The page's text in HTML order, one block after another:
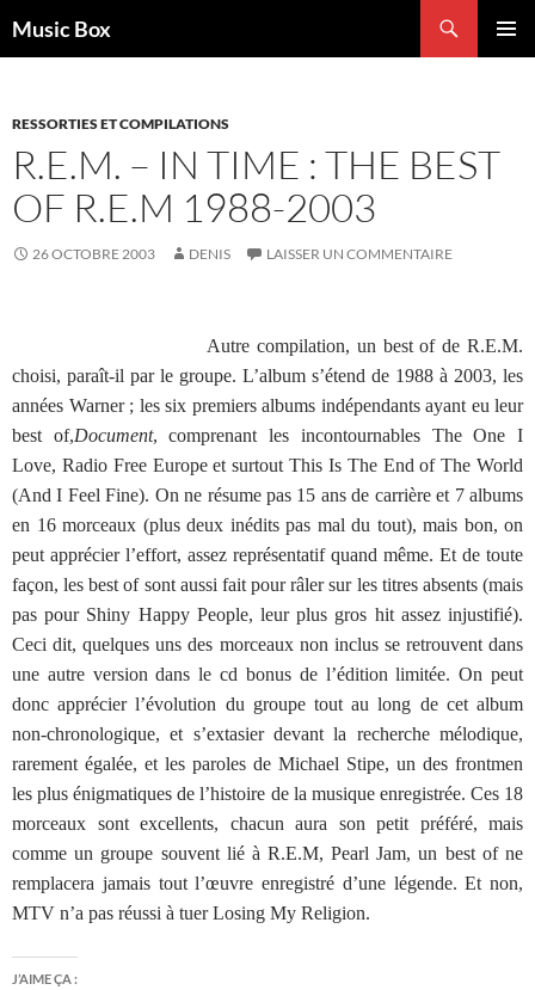
auMusic Box
RESSORTIES ET COMPILATIONS
R.E.M. – IN TIME : THE BEST
OF R.E.M 1988-2003
26 OCTOBRE 2003 DENIS LAISSER UN COMMENTAIRE
Autre compilation, un best of de R.E.M.
choisi, paraît-il par le groupe. L’album s’étend de 1988 à 2003, les
années Warner ; les six premiers albums indépendants ayant eu leur
best of,Document, comprenant les incontournables The One I
Love, Radio Free Europe et surtout This Is The End of The World
(And I Feel Fine). On ne résume pas 15 ans de carrière et 7 albums
en 16 morceaux (plus deux inédits pas mal du tout), mais bon, on
peut apprécier l’effort, assez représentatif quand même. Et de toute
façon, les best of sont aussi fait pour râler sur les titres absents (mais
pas pour Shiny Happy People, leur plus gros hit assez injustifié).
Ceci dit, quelques uns des morceaux non inclus se retrouvent dans
une autre version dans le cd bonus de l’édition limitée. On peut
donc apprécier l’évolution du groupe tout au long de cet album
non-chronologique, et s’extasier devant la recherche mélodique,
rarement égalée, et les paroles de Michael Stipe, un des frontmen
les plus énigmatiques de l’histoire de la musique enregistrée. Ces 18
morceaux sont excellents, chacun aura son petit préféré, mais
comme un groupe souvent lié à R.E.M, Pearl Jam, un best of ne
remplacera jamais tout l’œuvre enregistré d’une légende. Et non,
MTV n’a pas réussi à tuer Losing My Religion.
J’AIME ÇA :